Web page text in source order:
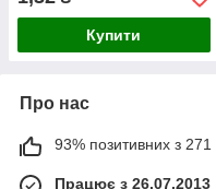
Купити
Про нас
93% позитивних з 271
Працює з 26.07.2013